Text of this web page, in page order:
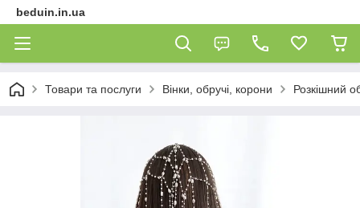
beduin.in.ua
Товари та послуги Вінки, обручі, корони Розкішний